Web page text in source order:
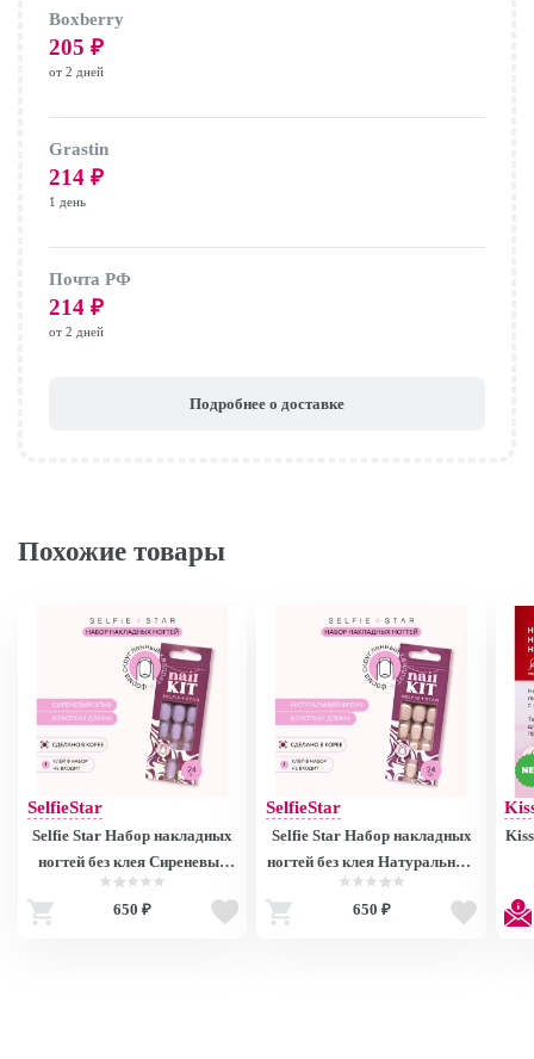
Boxberry
205 ₽
от 2 дней
Grastin
214 ₽
1 день
Почта РФ
214 ₽
от 2 дней
Подробнее о доставке
Похожие товары
SelfieStar
Selfie Star Набор накладных
ногтей без клея Сиреневый
Эльф, короткая длина / Nails
kit without glue Lilac Fairy,
650 ₽
SelfieStar
Selfie Star Набор накладных
ногтей без клея Натуральный
френч, короткая длина / Nails
kit without glue Natural
650 ₽